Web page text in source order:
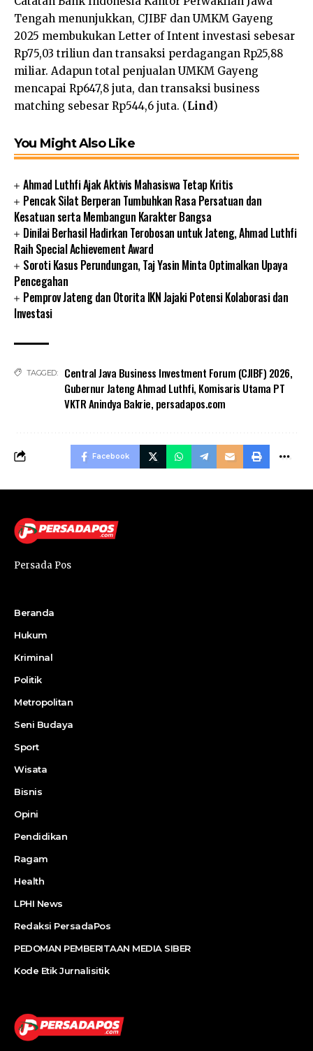
Tengah menunjukkan, CJIBF dan UMKM Gayeng
2025 membukukan Letter of Intent investasi sebesar
Rp75,03 triliun dan transaksi perdagangan Rp25,88
miliar. Adapun total penjualan UMKM Gayeng
mencapai Rp647,8 juta, dan transaksi business
matching sebesar Rp544,6 juta. (Lind)
You Might Also Like
Ahmad Luthfi Ajak Aktivis Mahasiswa Tetap Kritis
Pencak Silat Berperan Tumbuhkan Rasa Persatuan dan
Kesatuan serta Membangun Karakter Bangsa
Dinilai Berhasil Hadirkan Terobosan untuk Jateng, Ahmad Luthfi
Raih Special Achievement Award
Soroti Kasus Perundungan, Taj Yasin Minta Optimalkan Upaya
Pencegahan
Pemprov Jateng dan Otorita IKN Jajaki Potensi Kolaborasi dan
Investasi
TAGGED: Central Java Business Investment Forum (CJIBF) 2026,
Gubernur Jateng Ahmad Luthfi, Komisaris Utama PT
VKTR Anindya Bakrie, persadapos.com
Facebook
Persada Pos
Beranda
Hukum
Kriminal
Politik
Metropolitan
Seni Budaya
Sport
Wisata
Bisnis
Opini
Pendidikan
Ragam
Health
LPHI News
Redaksi PersadaPos
PEDOMAN PEMBERITAAN MEDIA SIBER
Kode Etik Jurnalisitik